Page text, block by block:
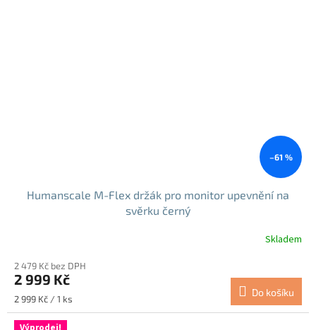
–61 %
Humanscale M-Flex držák pro monitor upevnění na
svěrku černý
Skladem
2 479 Kč bez DPH
2 999 Kč
Měrná
cena:
2 999 Kč / 1 ks
Do košíku